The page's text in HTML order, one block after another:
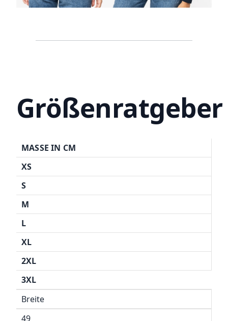
Größenratgeber
MASSE IN CM
XS
S
M
L
XL
2XL
3XL
Breite
49